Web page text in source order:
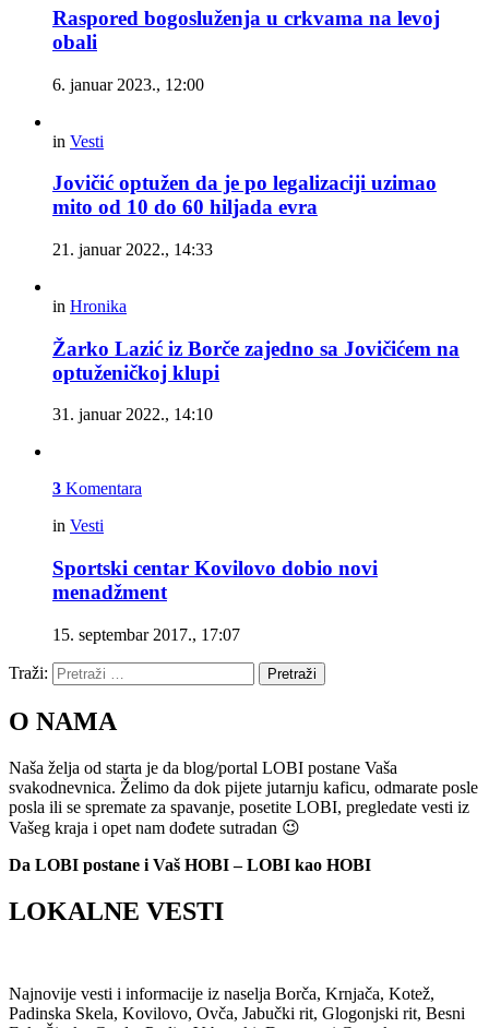
Raspored bogosluženja u crkvama na levoj
obali
6. januar 2023., 12:00
in Vesti
Jovičić optužen da je po legalizaciji uzimao
mito od 10 do 60 hiljada evra
21. januar 2022., 14:33
in Hronika
Žarko Lazić iz Borče zajedno sa Jovičićem na
optuženičkoj klupi
31. januar 2022., 14:10
3 Komentara
in Vesti
Sportski centar Kovilovo dobio novi
menadžment
15. septembar 2017., 17:07
Traži: Pretraži
O NAMA
Naša želja od starta je da blog/portal LOBI postane Vaša
svakodnevnica. Želimo da dok pijete jutarnju kaficu, odmarate posle
posla ili se spremate za spavanje, posetite LOBI, pregledate vesti iz
Vašeg kraja i opet nam dođete sutradan 😉
Da LOBI postane i Vaš HOBI – LOBI kao HOBI
LOKALNE VESTI
Najnovije vesti i informacije iz naselja Borča, Krnjača, Kotež,
Padinska Skela, Kovilovo, Ovča, Jabučki rit, Glogonjski rit, Besni